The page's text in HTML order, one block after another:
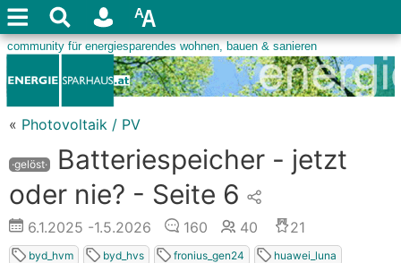
« Photovoltaik / PV
·gelöst·
Batteriespeicher - jetzt
oder nie? - Seite 6
6.1.2025 -1.5.2026 160 40 21
byd_hvm byd_hvs fronius_gen24 huawei_luna